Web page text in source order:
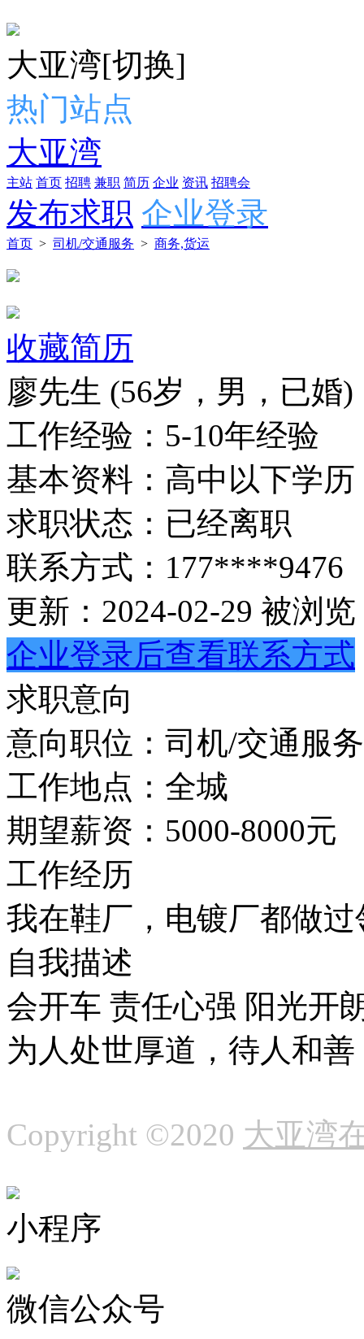
大亚湾[切换]
热门站点
大亚湾
主站 首页 招聘 兼职 简历 企业 资讯 招聘会
发布求职 企业登录
首页 > 司机/交通服务 > 商务,货运
收藏简历
廖先生 (56岁，男，已婚)
工作经验： 5-10年经验
基本资料： 高中以下学历
求职状态： 已经离职
联系方式： 177****9476
更新：2024-02-29 被浏览
企业登录后查看联系方式
求职意向
意向职位： 司机/交通服
工作地点： 全城
期望薪资： 5000-8000元
工作经历
我在鞋厂，电镀厂都做过
自我描述
会开车 责任心强 阳光开
为人处世厚道，待人和
Copyright ©2020 大亚湾
小程序
微信公众号